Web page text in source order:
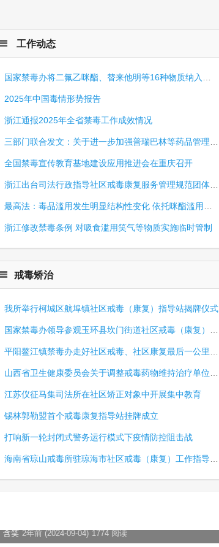
工作动态
2025年中国毒情形势报告
浙江通报2025年全省禁毒工作成效情况
全国禁毒宣传教育基地建设应用推进会在重庆召开
浙江修改禁毒条例 对吸食滥用笑气等物质实施临时管制
戒毒矫治
我所举行柯城区航埠镇社区戒毒（康复）指导站揭牌仪式
江苏仪征马集司法所在社区矫正对象中开展集中教育
锡林郭勒盟首个戒毒康复指导站挂牌成立
打响新一轮封闭式警务运行模式下疫情防控阻击战
含笑 2年前 (2024-09-04) 1774 阅读
拒绝药物滥用 共创无毒青春 ——我所联合龙游县血浆站开展返乡大学生禁毒法治教育